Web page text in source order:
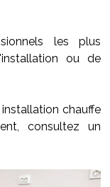
les plus
ou de
chauffe
consultez un